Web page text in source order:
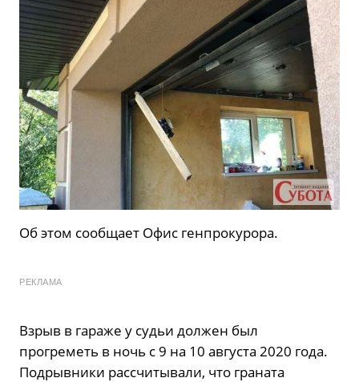
Об этом сообщает Офис генпрокурора.
РЕКЛАМА
Взрыв в гараже у судьи должен был
прогреметь в ночь с 9 на 10 августа 2020 года.
Подрывники рассчитывали, что граната